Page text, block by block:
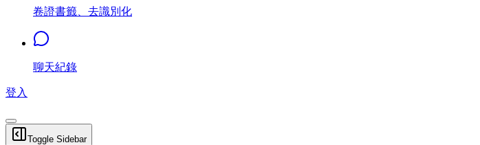
卷證書籤、去識別化
聊天紀錄
登入
Toggle Sidebar